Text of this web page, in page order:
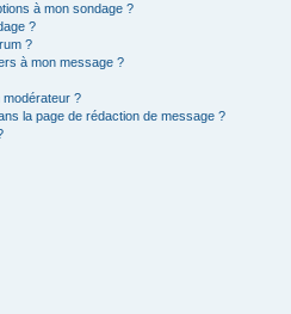
à mon sondage ?
?
?
à mon message ?
?
la page de rédaction de message ?